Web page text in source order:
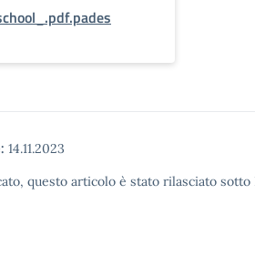
14.11.2023
questo articolo è stato rilasciato